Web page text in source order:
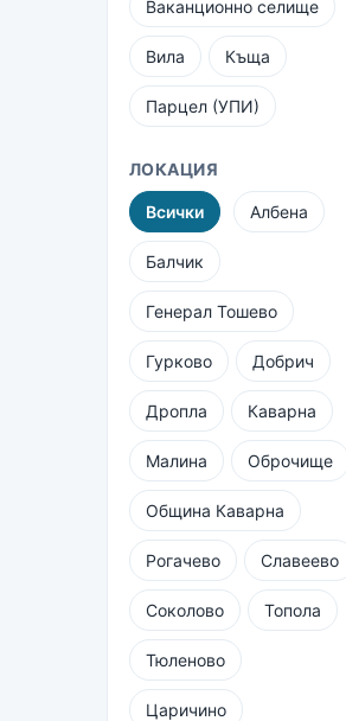
Ваканционно селище
Вила Къща
Парцел (УПИ)
ЛОКАЦИЯ
Всички Албена
Балчик
Генерал Тошево
Гурково Добрич
Дропла Каварна
Малина Оброчище
Община Каварна
Рогачево Славеево
Соколово Топола
Тюленово
Царичино